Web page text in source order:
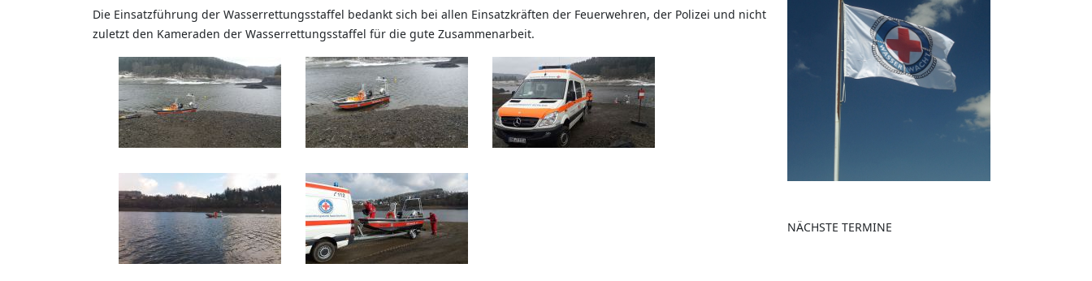
Die Einsatzführung der Wasserrettungsstaffel bedankt sich bei allen Einsatzkräften der Feuerwehren, der Polizei und nicht
zuletzt den Kameraden der Wasserrettungsstaffel für die gute Zusammenarbeit.
NÄCHSTE TERMINE